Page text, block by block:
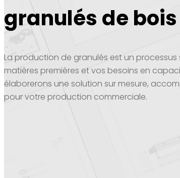
granulés de bois
La production de granulés est un
matières premières et vos besoins en
élaborerons une solution sur mesure,
pour votre production commerciale.